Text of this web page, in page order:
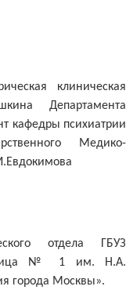
клиническая
Департамента
кафедры психиатрии
Медико-
отдела ГБУЗ
№ 1 им. Н.А.
города Москвы».